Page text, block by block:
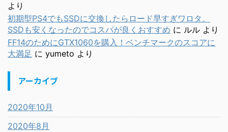
より
初期型PS4でもSSDに交換したらロード早すぎワロタ。
SSDも安くなったのでコスパが良くおすすめ に ルル より
FF14のためにGTX1060を購入！ベンチマークのスコアに
大満足 に yumeto より
アーカイブ
2020年10月
2020年8月